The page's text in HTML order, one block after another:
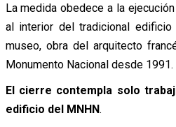
La medida obedece a la
al interior del tradicional
museo, obra del arquitecto
Monumento Nacional desde 1991.
El cierre contempla solo
edificio del MNHN.